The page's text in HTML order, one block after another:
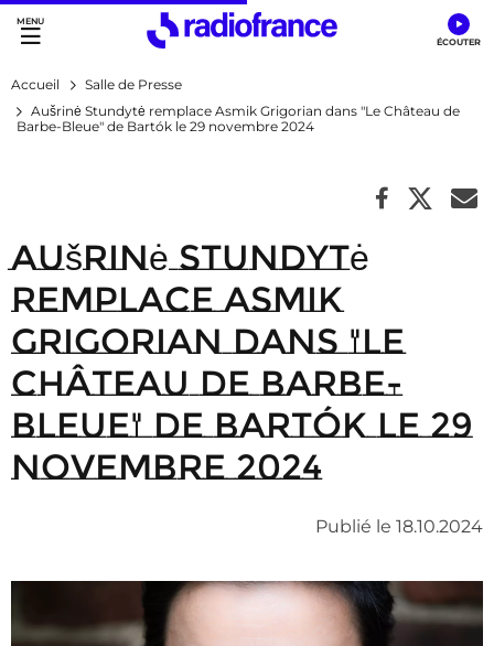
Accès direct :
Menu principal
Contenu
Accueil
Salle de Presse
Aušrinė Stundytė remplace Asmik Grigorian dans "Le Château de
Barbe-Bleue" de Bartók le 29 novembre 2024
Aušrinė Stundytė
remplace Asmik
Grigorian dans "Le
Château de Barbe-
Bleue" de Bartók le 29
novembre 2024
Publié le 18.10.2024